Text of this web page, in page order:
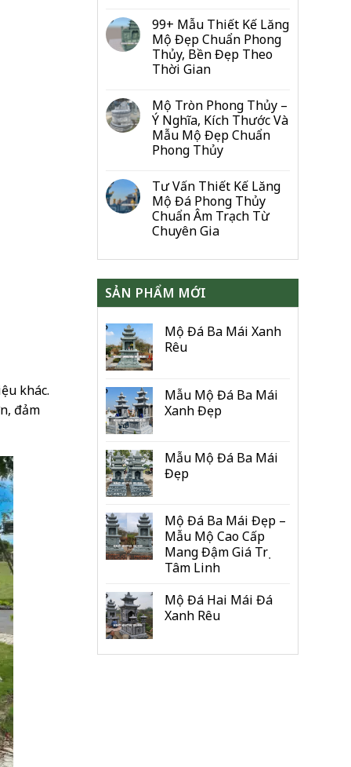
khác.
đảm
Dòng
Họ
99+ Mẫu Thiết Kế Lăng
Mộ Đẹp Chuẩn Phong
Thủy, Bền Đẹp Theo
Thời Gian
Mộ Tròn Phong Thủy –
Ý Nghĩa, Kích Thước Và
Mẫu Mộ Đẹp Chuẩn
Phong Thủy
Tư Vấn Thiết Kế Lăng
Mộ Đá Phong Thủy
Chuẩn Âm Trạch Từ
Chuyên Gia
SẢN PHẨM MỚI
Mộ Đá Ba Mái Xanh
Rêu
Mẫu Mộ Đá Ba Mái
Xanh Đẹp
Mẫu Mộ Đá Ba Mái
Đẹp
Mộ Đá Ba Mái Đẹp –
Mẫu Mộ Cao Cấp
Mang Đậm Giá Trị
Tâm Linh
Mộ Đá Hai Mái Đá
Xanh Rêu